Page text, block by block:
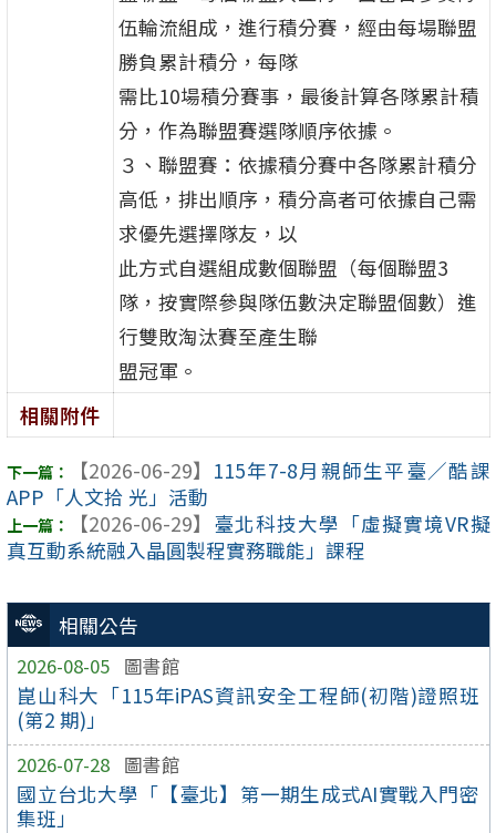
相關公告
2026-08-05 圖書館
崑山科大「115年iPAS資訊安全工程師(初階)證照班
(第2 期)」
2026-07-28 圖書館
國立台北大學「【臺北】第一期生成式AI實戰入門密
集班」
伍輪流組成，進行積分賽，經由每場聯盟
勝負累計積分，每隊
需比10場積分賽事，最後計算各隊累計積
分，作為聯盟賽選隊順序依據。
３、聯盟賽：依據積分賽中各隊累計積分
高低，排出順序，積分高者可依據自己需
求優先選擇隊友，以
此方式自選組成數個聯盟（每個聯盟3
隊，按實際參與隊伍數決定聯盟個數）進
行雙敗淘汰賽至產生聯
盟冠軍。
相關附件
【2026-06-29】 115年7-8月親師生平臺／酷課
APP「人文拾 光」活動
【2026-06-29】 臺北科技大學「虛擬實境VR擬
真互動系統融入晶圓製程實務職能」課程